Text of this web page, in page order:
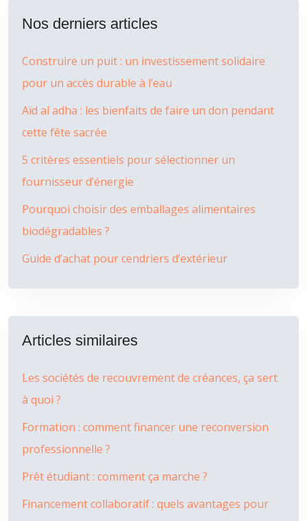
Nos derniers articles
Construire un puit : un investissement solidaire
pour un accès durable à l’eau
Aïd al adha : les bienfaits de faire un don pendant
cette fête sacrée
5 critères essentiels pour sélectionner un
fournisseur d’énergie
Pourquoi choisir des emballages alimentaires
biodégradables ?
Guide d’achat pour cendriers d’extérieur
Articles similaires
Les sociétés de recouvrement de créances, ça sert
à quoi ?
Formation : comment financer une reconversion
professionnelle ?
Prêt étudiant : comment ça marche ?
Financement collaboratif : quels avantages pour